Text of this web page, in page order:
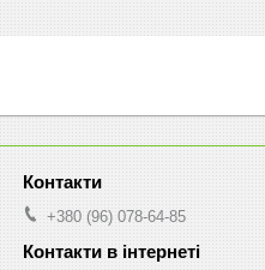
+380 (96) 078-64-85